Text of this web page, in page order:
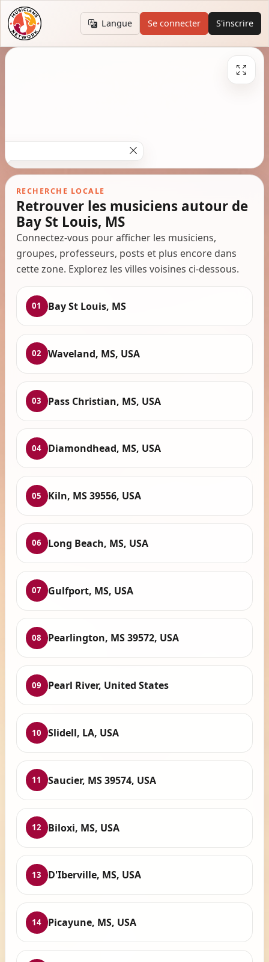
Langue Se connecter S'inscrire
RECHERCHE LOCALE
Retrouver les musiciens autour de
Bay St Louis, MS
Connectez-vous pour afficher les musiciens,
groupes, professeurs, posts et plus encore dans
cette zone. Explorez les villes voisines ci-dessous.
01 Bay St Louis, MS
02 Waveland, MS, USA
03 Pass Christian, MS, USA
04 Diamondhead, MS, USA
05 Kiln, MS 39556, USA
06 Long Beach, MS, USA
07 Gulfport, MS, USA
08 Pearlington, MS 39572, USA
09 Pearl River, United States
10 Slidell, LA, USA
11 Saucier, MS 39574, USA
12 Biloxi, MS, USA
13 D'Iberville, MS, USA
14 Picayune, MS, USA